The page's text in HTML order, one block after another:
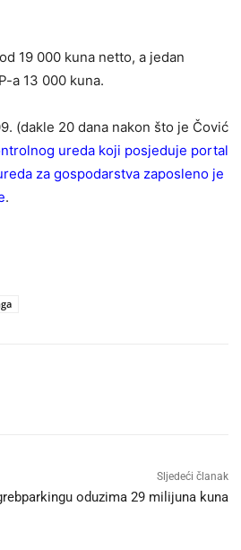
19 000 kuna netto, a jedan
a 13 000 kuna.
(dakle 20 dana nakon što je Čović
ureda koji posjeduje portal
za gospodarstva zaposleno je
.
Sljedeći članak
oduzima 29 milijuna kuna